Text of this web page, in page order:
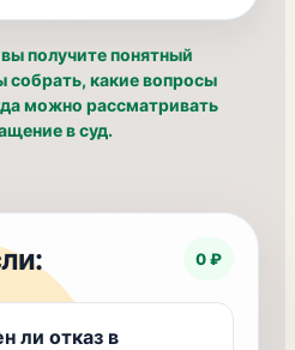
получите понятный
собрать, какие вопросы
можно рассматривать
в суд.
0 ₽
ли отказ в